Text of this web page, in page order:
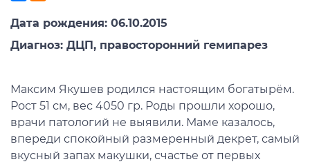
Дата рождения: 06.10.2015
Диагноз: ДЦП, правосторонний гемипарез
Максим Якушев родился настоящим богатырём.
Рост 51 см, вес 4050 гр. Роды прошли хорошо,
врачи патологий не выявили. Маме казалось,
впереди спокойный размеренный декрет, самый
вкусный запах макушки, счастье от первых